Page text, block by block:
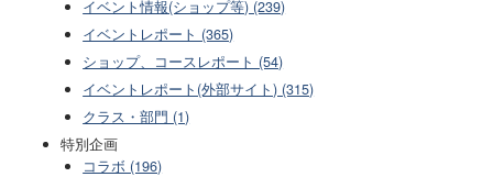
イベント情報(ショップ等) (239)
イベントレポート (365)
ショップ、コースレポート (54)
イベントレポート(外部サイト) (315)
クラス・部門 (1)
特別企画
コラボ (196)